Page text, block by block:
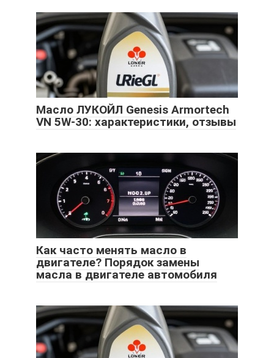
Масло ЛУКОЙЛ Genesis Armortech
VN 5W-30: характеристики, отзывы
Как часто менять масло в
двигателе? Порядок замены
масла в двигателе автомобиля